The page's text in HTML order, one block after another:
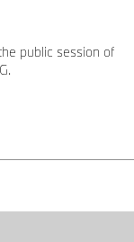
gemäss
g/km;
Kategorie: A;
km gemäss WLTP:
public session of